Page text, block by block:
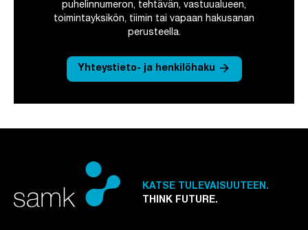
puhelinnumeron, tehtävän, vastuualueen,
toimintayksikön, tiimin tai vapaan hakusanan
perusteella.
Yhteystieto- ja henkilöhaku arrow_forward
KATSE TULEVAISUUTEEN.
THINK FUTURE.